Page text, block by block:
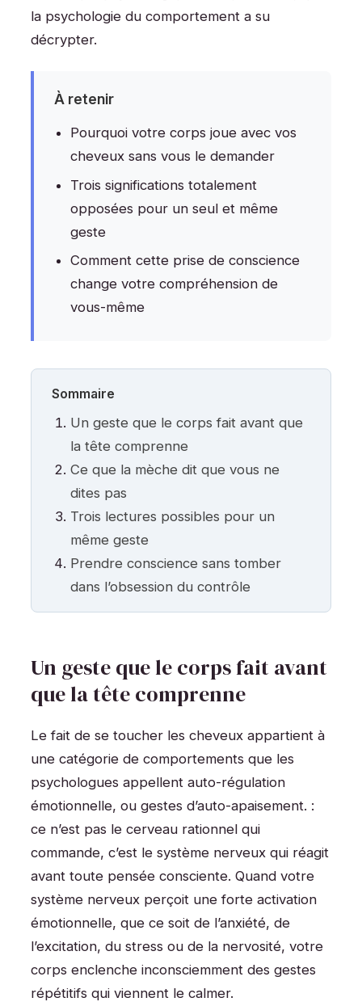
la psychologie du comportement a su
décrypter.
À retenir
Pourquoi votre corps joue avec vos
cheveux sans vous le demander
Trois significations totalement
opposées pour un seul et même
geste
Comment cette prise de conscience
change votre compréhension de
vous-même
Sommaire
Un geste que le corps fait avant que
la tête comprenne
Ce que la mèche dit que vous ne
dites pas
Trois lectures possibles pour un
même geste
Prendre conscience sans tomber
dans l’obsession du contrôle
Un geste que le corps fait avant
que la tête comprenne
Le fait de se toucher les cheveux appartient à
une catégorie de comportements que les
psychologues appellent auto-régulation
émotionnelle, ou gestes d’auto-apaisement. :
ce n’est pas le cerveau rationnel qui
commande, c’est le système nerveux qui réagit
avant toute pensée consciente. Quand votre
système nerveux perçoit une forte activation
émotionnelle, que ce soit de l’anxiété, de
l’excitation, du stress ou de la nervosité, votre
corps enclenche inconsciemment des gestes
répétitifs qui viennent le calmer.